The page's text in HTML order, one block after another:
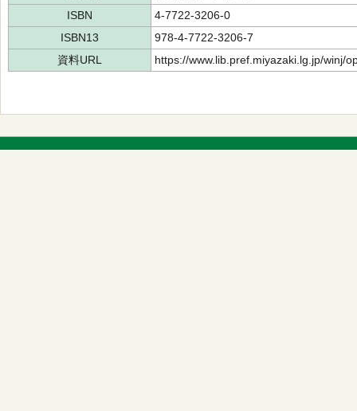
ISBN
4-7722-3206-0
ISBN13
978-4-7722-3206-7
資料URL
https://www.lib.pref.miyazaki.lg.jp/winj/